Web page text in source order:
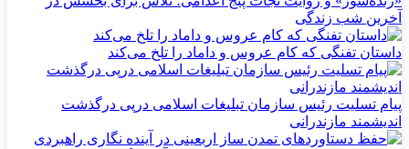
آخرین شب زندگی
داستان تفنگی که کام عروس و داماد را تلخ می‌کند
پیام تسلیت رئیس سازمان تبلیغات اسلامی درپی درگذشت
اندیشمند مازندرانی